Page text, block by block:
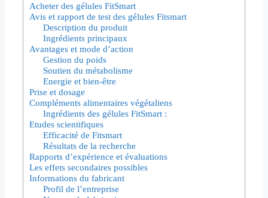
Acheter des gélules FitSmart
Avis et rapport de test des gélules Fitsmart
Description du produit
Ingrédients principaux
Avantages et mode d’action
Gestion du poids
Soutien du métabolisme
Energie et bien-être
Prise et dosage
Compléments alimentaires végétaliens
Ingrédients des gélules FitSmart :
Etudes scientifiques
Efficacité de Fitsmart
Résultats de la recherche
Rapports d’expérience et évaluations
Les effets secondaires possibles
Informations du fabricant
Profil de l’entreprise